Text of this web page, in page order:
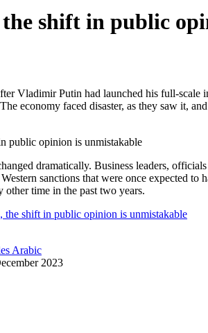
shift in public
Vladimir Putin had launched his full-
economy faced disaster, as they saw it,
dramatically. Business leaders,
sanctions that were once expected to
other time in the past two years.
the shift in public opinion is unmistakable
Arabic
2023